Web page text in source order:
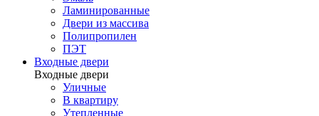
Ламинированные
Двери из массива
Полипропилен
ПЭТ
Входные двери
Входные двери
Уличные
В квартиру
Утепленные